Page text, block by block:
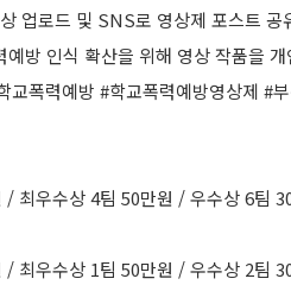
업로드 및 SNS로 영상제 포스트 공
방 인식 확산을 위해 영상 작품을
교폭력예방 #학교폭력예방영상제 #
최우수상 4팀 50만원 / 우수상 6팀
최우수상 1팀 50만원 / 우수상 2팀